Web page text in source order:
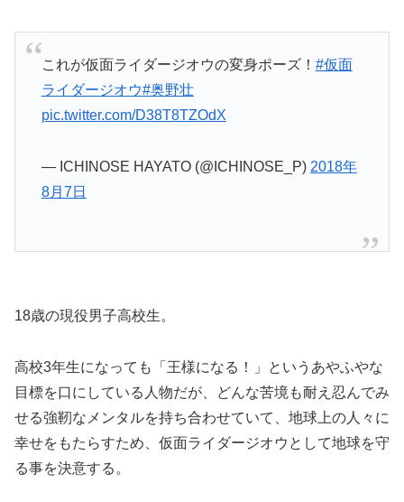
これが仮面ライダージオウの変身ポーズ！ #仮面
ライダージオウ#奥野壮
pic.twitter.com/D38T8TZOdX
— ICHINOSE HAYATO (@ICHINOSE_P) 2018年
8月7日
18歳の現役男子高校生。
高校3年生になっても「王様になる！」というあやふやな
目標を口にしている人物だが、どんな苦境も耐え忍んでみ
せる強靭なメンタルを持ち合わせていて、地球上の人々に
幸せをもたらすため、仮面ライダージオウとして地球を守
る事を決意する。